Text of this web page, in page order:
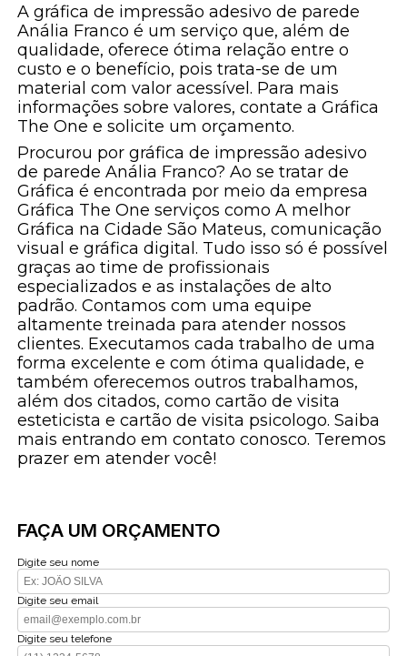
A gráfica de impressão adesivo de parede
Anália Franco é um serviço que, além de
qualidade, oferece ótima relação entre o
custo e o benefício, pois trata-se de um
material com valor acessível. Para mais
informações sobre valores, contate a Gráfica
The One e solicite um orçamento.
Procurou por gráfica de impressão adesivo
de parede Anália Franco? Ao se tratar de
Gráfica é encontrada por meio da empresa
Gráfica The One serviços como A melhor
Gráfica na Cidade São Mateus, comunicação
visual e gráfica digital. Tudo isso só é possível
graças ao time de profissionais
especializados e as instalações de alto
padrão. Contamos com uma equipe
altamente treinada para atender nossos
clientes. Executamos cada trabalho de uma
forma excelente e com ótima qualidade, e
também oferecemos outros trabalhamos,
além dos citados, como cartão de visita
esteticista e cartão de visita psicologo. Saiba
mais entrando em contato conosco. Teremos
prazer em atender você!
FAÇA UM ORÇAMENTO
Digite seu nome
Digite seu email
Digite seu telefone